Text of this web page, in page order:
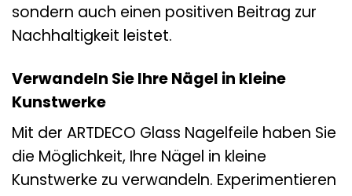
sondern auch einen positiven Beitrag zur
Nachhaltigkeit leistet.
Verwandeln Sie Ihre Nägel in kleine
Kunstwerke
Mit der ARTDECO Glass Nagelfeile haben Sie
die Möglichkeit, Ihre Nägel in kleine
Kunstwerke zu verwandeln. Experimentieren